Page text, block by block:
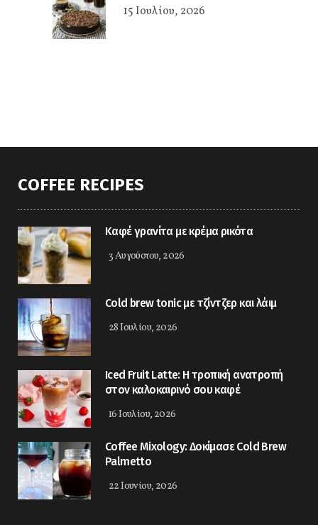
15 Ιουλίου, 2026
COFFEE RECIPES
Kαφέ γρανίτα με κρέμα ρικότα
3 Αυγούστου, 2026
Cold brew tonic με τζίντζερ και λάιμ
28 Ιουλίου, 2026
Iced Fruit Latte: Η τροπική ανατροπή
στον καλοκαιρινό σου καφέ
16 Ιουλίου, 2026
Coffee Mixology: Δοκίμασε Cold Brew
Palmetto
22 Ιουνίου, 2026